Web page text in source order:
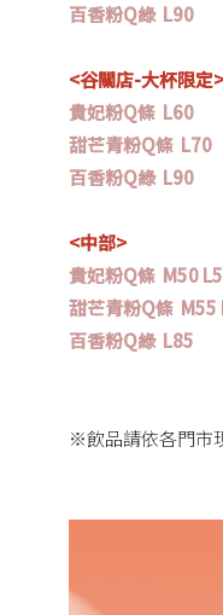
百香粉Q綠 L90
<谷關店-大杯限定>
貴妃粉Q條 L60
甜芒青粉Q條 L70
百香粉Q綠 L90
<中部>
貴妃粉Q條 M50
甜芒青粉Q條 M55
百香粉Q綠 L85
※飲品請依各門市